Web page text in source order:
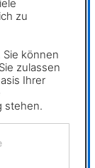
werden.
nur in
vom
aus. Darin
der durch
ist,
zu
können
zulassen
Ihrer
stehen.